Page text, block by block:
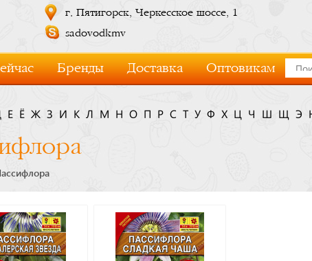
г. Пятигорск, Черкесское шоссе, 1
sadovodkmv
Бренды Доставка Оптовикам
Е Ё Ж З И К Л М Н О П Р С Т У Ф Х Ч Э